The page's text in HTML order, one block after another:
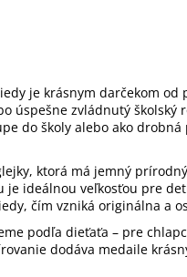
je krásnym darčekom od
úspešne zvládnutý školský
do školy alebo ako
ktorá má jemný
je ideálnou veľkosťou pre
čím vzniká originálna a
podľa dieťaťa – pre
dodáva medaile